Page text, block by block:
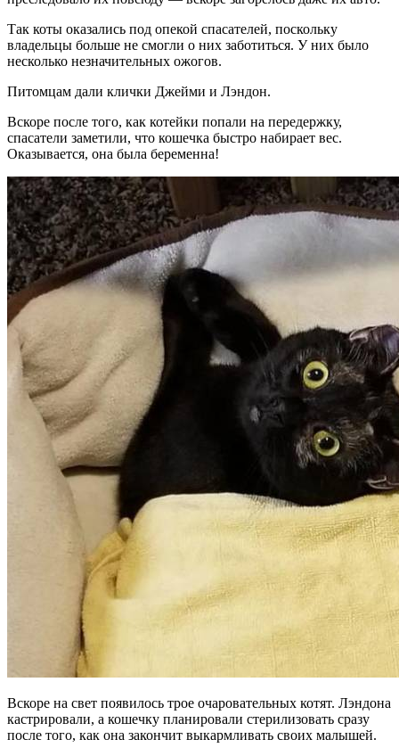
Так коты оказались под опекой спасателей, поскольку
владельцы больше не смогли о них заботиться. У них было
несколько незначительных ожогов.
Питомцам дали клички Джейми и Лэндон.
Вскоре после того, как котейки попали на передержку,
спасатели заметили, что кошечка быстро набирает вес.
Оказывается, она была беременна!
Вскоре на свет появилось трое очаровательных котят. Лэндона
кастрировали, а кошечку планировали стерилизовать сразу
после того, как она закончит выкармливать своих малышей.